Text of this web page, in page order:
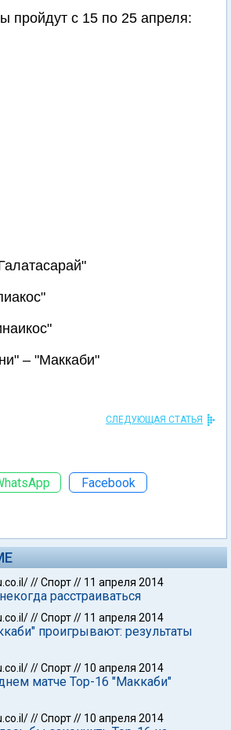
пройдут с 15 по 25 апреля:
– "Маккаби"
СЛЕДУЮЩАЯ СТАТЬЯ
Facebook
//Спорт// 11 апреля 2014
расстраиваться
//Спорт// 11 апреля 2014
проигрывают: результаты
//Спорт// 10 апреля 2014
матче Тор-16 "Маккаби"
//Спорт// 10 апреля 2014